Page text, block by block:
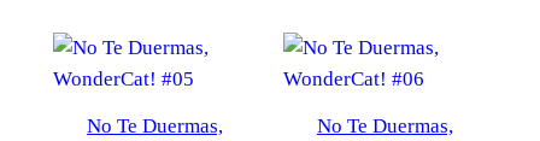
No Te Duermas,
No Te Duermas,